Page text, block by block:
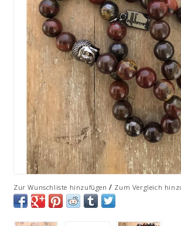
Zur Wunschliste hinzufügen / Zum Vergleich